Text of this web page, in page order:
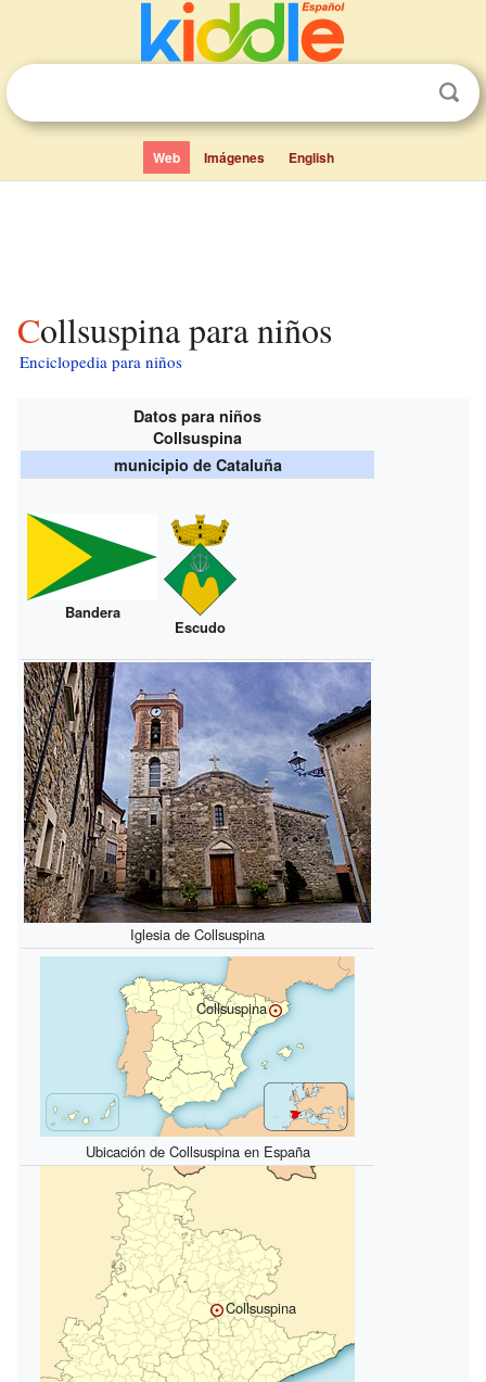
Web Imágenes English
Collsuspina para niños
Enciclopedia para niños
Datos para niños
Collsuspina
municipio de Cataluña
Bandera
Escudo
Iglesia de Collsuspina
Collsuspina
Ubicación de Collsuspina en España
Collsuspina